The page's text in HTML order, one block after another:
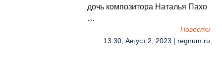
дочь композитора Наталья Пахо
…
Новости
13:30, Август 2, 2023 | regnum.ru